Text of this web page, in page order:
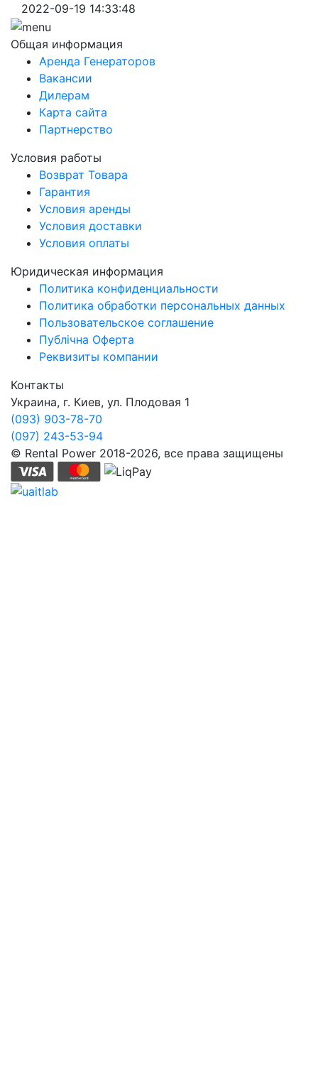
2022-09-19 14:33:48
Общая информация
Аренда Генераторов
Вакансии
Дилерам
Карта сайта
Партнерство
Условия работы
Возврат Товара
Гарантия
Условия аренды
Условия доставки
Условия оплаты
Юридическая информация
Политика конфиденциальности
Политика обработки персональных данных
Пользовательское соглашение
Публічна Оферта
Реквизиты компании
Контакты
Украина, г. Киев, ул. Плодовая 1
(093) 903-78-70
(097) 243-53-94
© Rental Power 2018-2026, все права защищены